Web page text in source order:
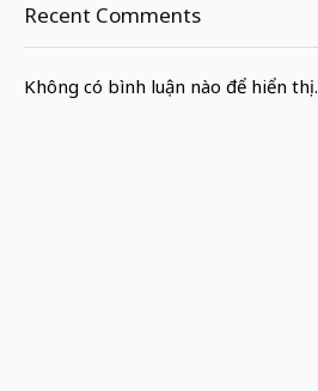
Recent Comments
Không có bình luận nào để hiển thị.